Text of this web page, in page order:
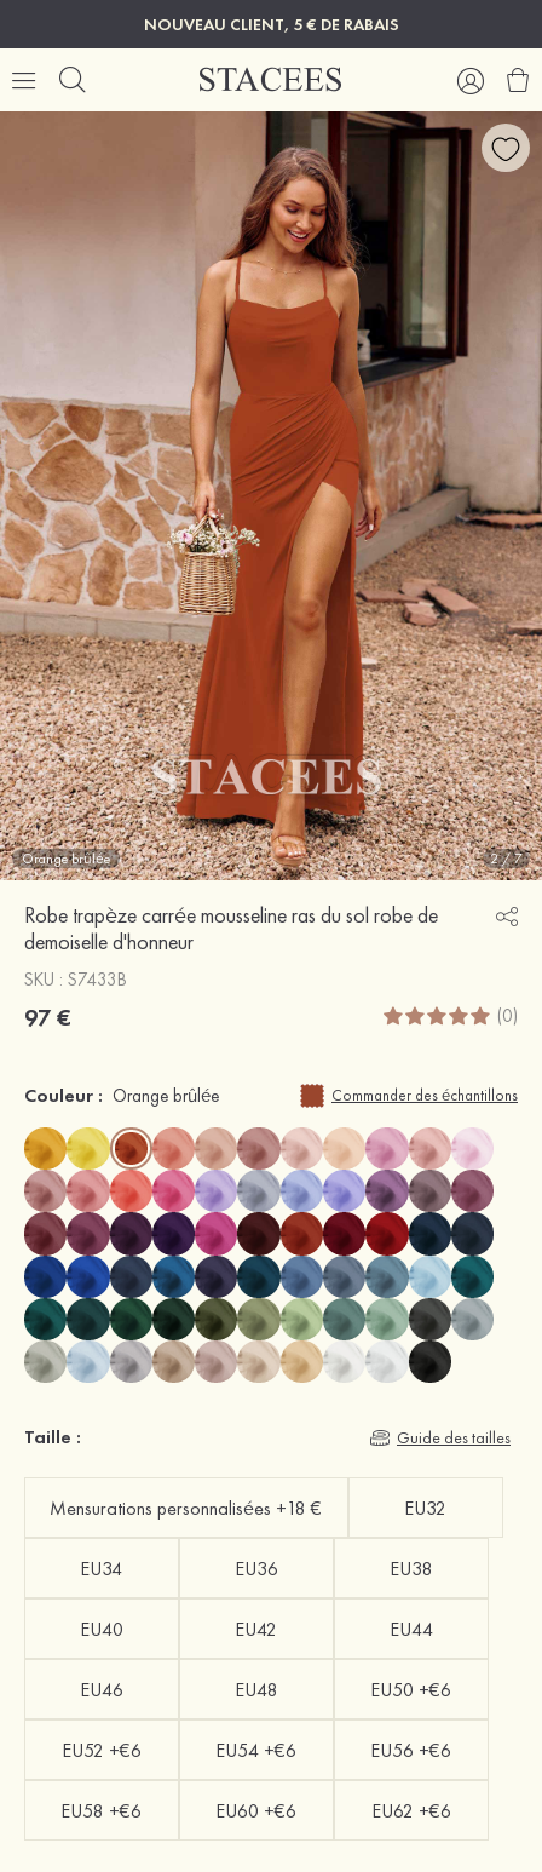
NOUVEAU CLIENT, 5 € DE RABAIS
Orange brûlée 2/7
Robe trapèze carrée mousseline ras du sol robe de
demoiselle d'honneur
SKU : S7433B
97 € (0)
Couleur : Orange brûlée Commander des échantillons
Taille : Guide des tailles
Mensurations personnalisées +18 € EU32
EU34 EU36 EU38
EU40 EU42 EU44
EU46 EU48 EU50 +€6
EU52 +€6 EU54 +€6 EU56 +€6
EU58 +€6 EU60 +€6 EU62 +€6